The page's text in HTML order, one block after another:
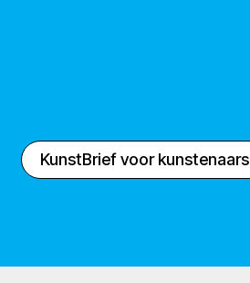
KunstBrief voor kunstenaars